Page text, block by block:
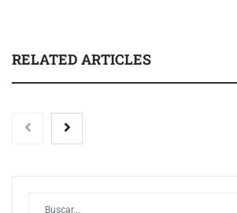
RELATED ARTICLES
Toro Tapas inaugura su Raw Bar:
desde mediodía hasta el anochecer